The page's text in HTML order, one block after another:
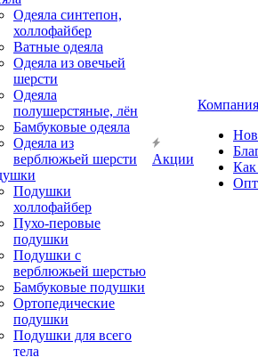
Одеяла синтепон,
холлофайбер
Ватные одеяла
Одеяла из овечьей
шерсти
Одеяла
полушерстяные, лён
Бамбуковые одеяла
Одеяла из
верблюжьей шерсти
Подушки
холлофайбер
Пухо-перовые
подушки
Подушки с
верблюжьей шерстью
Бамбуковые подушки
Ортопедические
подушки
Подушки для всего
тела
Акции
Компания
Как